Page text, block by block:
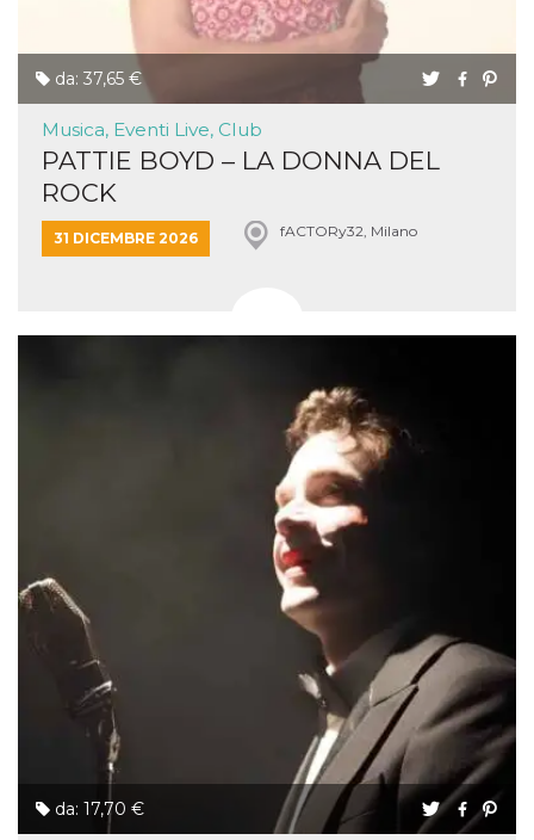
da: 37,65 €
Musica, Eventi Live, Club
PATTIE BOYD – LA DONNA DEL
ROCK
31 DICEMBRE 2026 fACTORy32, Milano
da: 17,70 €